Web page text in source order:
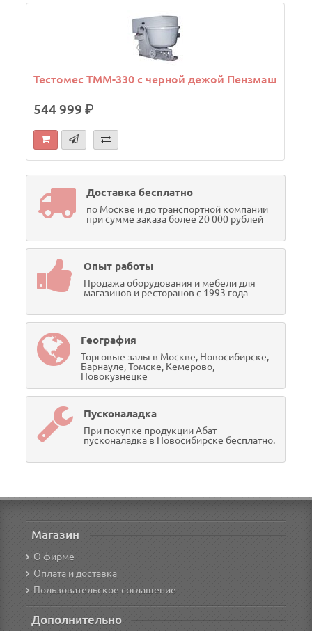
Тестомес ТММ-330 с черной дежой Пензмаш
544 999р.
Доставка бесплатно
по Москве и до транспортной компании
при сумме заказа более 20 000 рублей
Опыт работы
Продажа оборудования и мебели для
магазинов и ресторанов с 1993 года
География
Торговые залы в Москве, Новосибирске,
Барнауле, Томске, Кемерово,
Новокузнецке
Пусконаладка
При покупке продукции Абат
пусконаладка в Новосибирске бесплатно.
Магазин
О фирме
Оплата и доставка
Пользовательское соглашение
Дополнительно